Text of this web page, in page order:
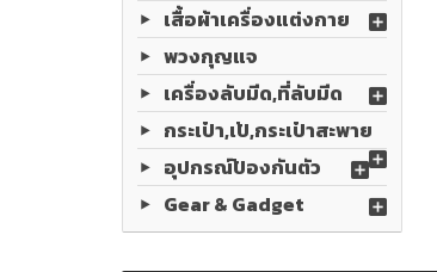
เสื้อผ้าเครื่องแต่งกาย
พวงกุญแจ
เครื่องลับมีด,ที่ลับมีด
กระเป๋า,เป้,กระเป๋าสะพาย
อุปกรณ์ป้องกันตัว
Gear & Gadget